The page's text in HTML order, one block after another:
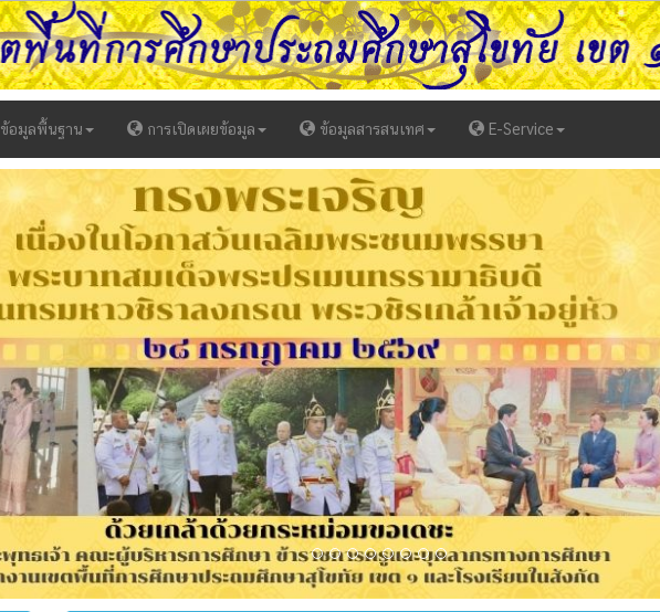
ข้อมูลพื้นฐาน การเปิดเผยข้อมูล ข้อมูลสารสนเทศ E-Service